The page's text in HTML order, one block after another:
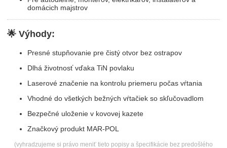
domácich majstrov
🌟 Výhody:
Presné stupňovanie pre čistý otvor bez ostrapov
Dlhá životnosť vďaka TiN povlaku
Laserové značenie na kontrolu priemeru počas vŕtania
Vhodné do všetkých bežných vŕtačiek so skľučovadlom
Bezpečné uloženie v kovovej kazete
Značkový produkt MAR-POL
(vyhradzujeme si právo meniť tieto popisy a špecifikácie bez predošlého